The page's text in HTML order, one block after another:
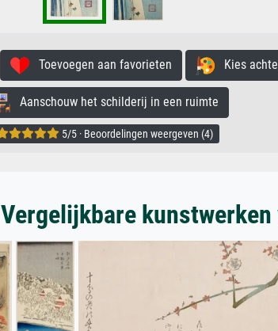
Toevoegen aan favorieten Kies
Aanschouw het schilderij in een ruimte
5/5 · Beoordelingen weergeven (4)
Vergelijkbare